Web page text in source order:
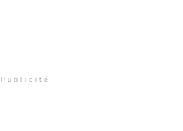
Publicité